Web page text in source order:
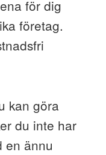
för dig
företag.
kan göra
du inte har
en ännu